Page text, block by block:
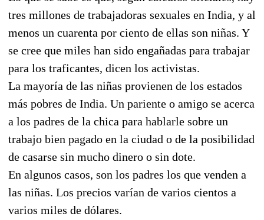
tres millones de trabajadoras sexuales en India, y al
menos un cuarenta por ciento de ellas son niñas. Y
se cree que miles han sido engañadas para trabajar
para los traficantes, dicen los activistas.
La mayoría de las niñas provienen de los estados
más pobres de India. Un pariente o amigo se acerca
a los padres de la chica para hablarle sobre un
trabajo bien pagado en la ciudad o de la posibilidad
de casarse sin mucho dinero o sin dote.
En algunos casos, son los padres los que venden a
las niñas. Los precios varían de varios cientos a
varios miles de dólares.